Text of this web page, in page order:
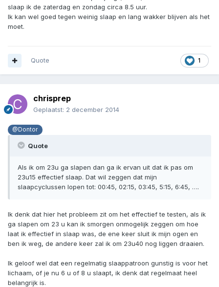
slaap ik de zaterdag en zondag circa 8.5 uur.
Ik kan wel goed tegen weinig slaap en lang wakker blijven als het
moet.
1
Quote
chrisprep
Geplaatst: 2 december 2014
@Dontor
Quote
Als ik om 23u ga slapen dan ga ik ervan uit dat ik pas om
23u15 effectief slaap. Dat wil zeggen dat mijn
slaapcyclussen lopen tot: 00:45, 02:15, 03:45, 5:15, 6:45, ….
Ik denk dat hier het probleem zit om het effectief te testen, als ik
ga slapen om 23 u kan ik smorgen onmogelijk zeggen om hoe
laat ik effectief in slaap was, de ene keer sluit ik mijn ogen en
ben ik weg, de andere keer zal ik om 23u40 nog liggen draaien.
Ik geloof wel dat een regelmatig slaappatroon gunstig is voor het
lichaam, of je nu 6 u of 8 u slaapt, ik denk dat regelmaat heel
belangrijk is.